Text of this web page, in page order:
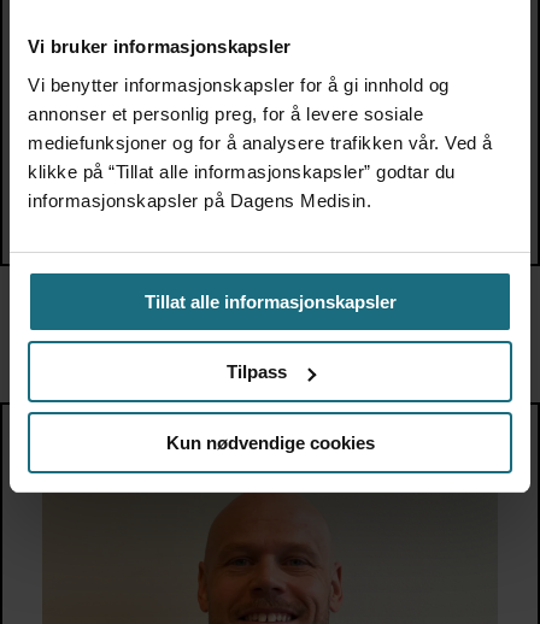
Vi bruker informasjonskapsler
Vi benytter informasjonskapsler for å gi innhold og
annonser et personlig preg, for å levere sosiale
mediefunksjoner og for å analysere trafikken vår. Ved å
klikke på “Tillat alle informasjonskapsler” godtar du
informasjonskapsler på Dagens Medisin.
Tillat alle informasjonskapsler
Tilpass
Kun nødvendige cookies
Henriette Bertheussen Isachsen
Journalist
@:hbi@dagensmedisin.no
m: 948 66 348
Annonseavdelingen